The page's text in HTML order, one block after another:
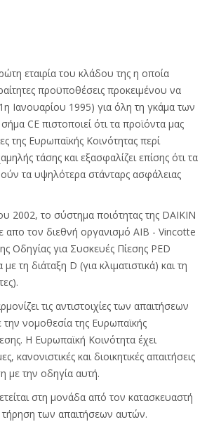
εταιρία του κλάδου της η οποία
προϋποθέσεις προκειμένου να
Ιανουαρίου 1995) για όλη τη γκάμα των
CE πιστοποιεί ότι τα προϊόντα μας
της Ευρωπαϊκής Κοινότητας περί
τάσης και εξασφαλίζει επίσης ότι τα
τα υψηλότερα στάνταρς ασφάλειας
2002, το σύστημα ποιότητας της DAIKIN
απο τον διεθνή οργανισμό AIB - Vincotte
Οδηγίας για Συσκευές Πίεσης PED
τη διάταξη D (για κλιματιστικά) και τη
τις αντιστοιχίες των απαιτήσεων
την νομοθεσία της Ευρωπαϊκής
Η Ευρωπαϊκή Κοινότητα έχει
κανονιστικές και διοικητικές απαιτήσεις
με την οδηγία αυτή.
στη μονάδα από τον κατασκευαστή
τήρηση των απαιτήσεων αυτών.